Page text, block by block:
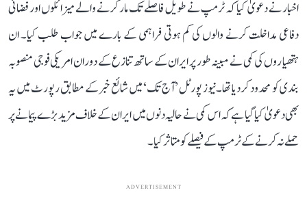
اخبار نے دعویٰ کیا کہ ٹرمپ نے طویل فاصلے تک مار کرنے والے میزائلوں اور فضائی
دفاعی مداخلت کرنے والوں کی کم ہوتی فراہمی کے بارے میں جواب طلب کیا۔ ان
ہتھیاروں کی کمی نے مبینہ طور پر ایران کے ساتھ تنازع کے دوران امریکی فوجی منصوبہ
بندی کو محدود کر دیا تھا۔نیوز پورٹل ’آج تک‘ میں شائع خبر کے مطابق رپورٹ میں یہ
بھی دعویٰ کیا گیا ہے کہ اس کمی نے حالیہ دنوں میں ایران کے خلاف مزید بڑے پیمانے پر
حملے نہ کرنے کے ٹرمپ کے فیصلے کو متاثر کیا۔
ADVERTISEMENT